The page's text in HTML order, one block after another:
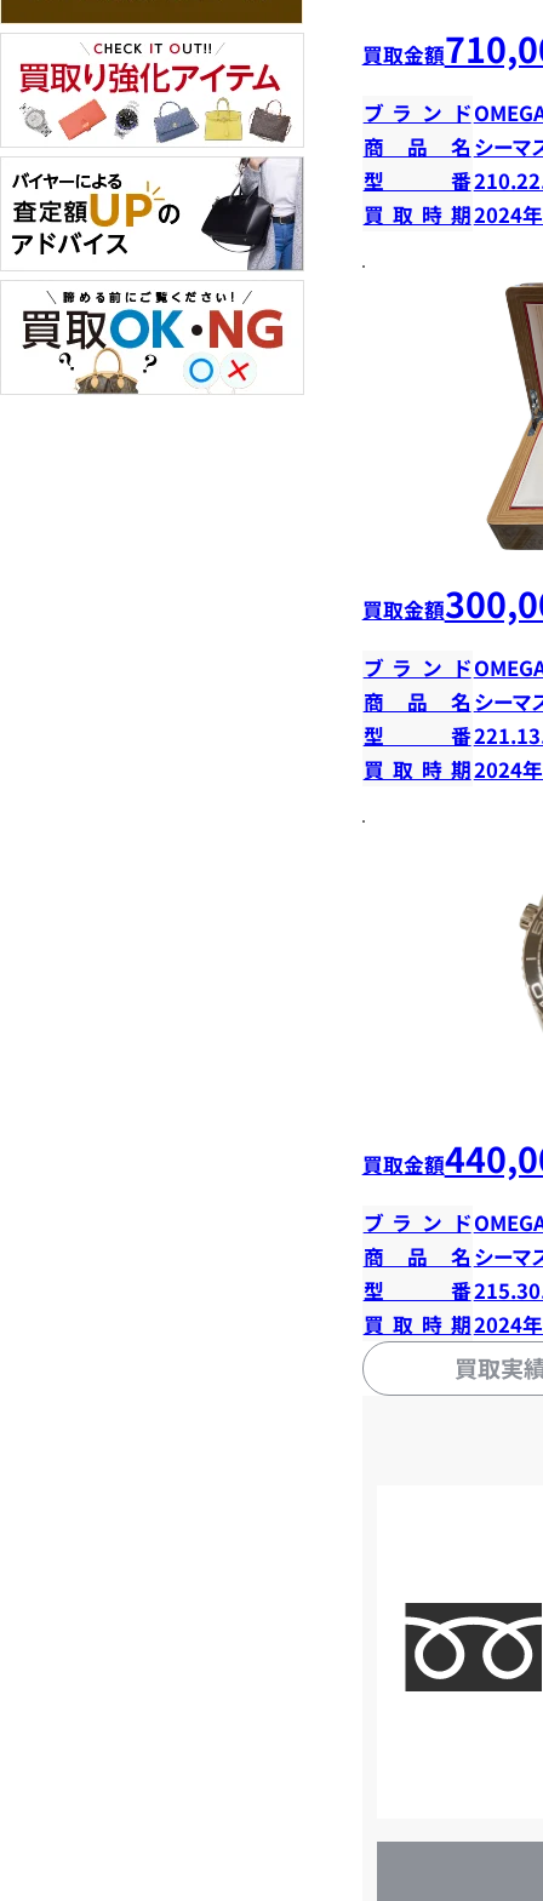
買取金額
ブランド
商品名 シーマ
型番
買取時期2024
買取金額
ブランド
商品名 シーマ
型番
買取時期2024
買取金額
ブランド
商品名 シーマ
型番
買取時期2024
買取実